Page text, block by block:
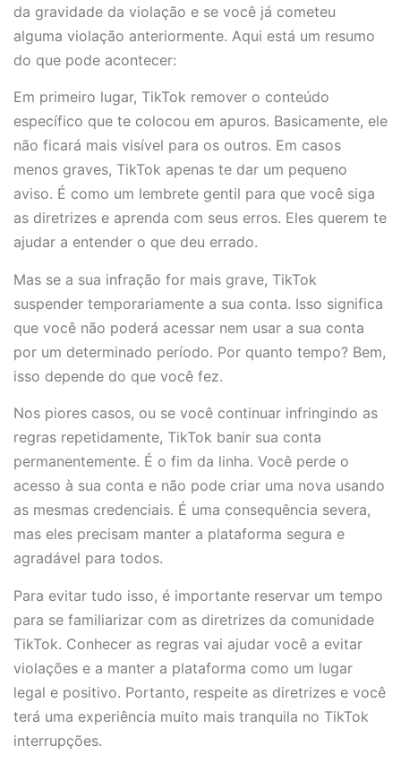
da gravidade da violação e se você já cometeu
alguma violação anteriormente. Aqui está um resumo
do que pode acontecer:
Em primeiro lugar, TikTok remover o conteúdo
específico que te colocou em apuros. Basicamente, ele
não ficará mais visível para os outros. Em casos
menos graves, TikTok apenas te dar um pequeno
aviso. É como um lembrete gentil para que você siga
as diretrizes e aprenda com seus erros. Eles querem te
ajudar a entender o que deu errado.
Mas se a sua infração for mais grave, TikTok
suspender temporariamente a sua conta. Isso significa
que você não poderá acessar nem usar a sua conta
por um determinado período. Por quanto tempo? Bem,
isso depende do que você fez.
Nos piores casos, ou se você continuar infringindo as
regras repetidamente, TikTok banir sua conta
permanentemente. É o fim da linha. Você perde o
acesso à sua conta e não pode criar uma nova usando
as mesmas credenciais. É uma consequência severa,
mas eles precisam manter a plataforma segura e
agradável para todos.
Para evitar tudo isso, é importante reservar um tempo
para se familiarizar com as diretrizes da comunidade
TikTok. Conhecer as regras vai ajudar você a evitar
violações e a manter a plataforma como um lugar
legal e positivo. Portanto, respeite as diretrizes e você
terá uma experiência muito mais tranquila no TikTok
interrupções.